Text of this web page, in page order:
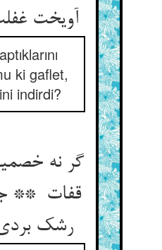
ki gaflet,
indirdi?
گر نه
قفات **
رشک بردی بر صفات